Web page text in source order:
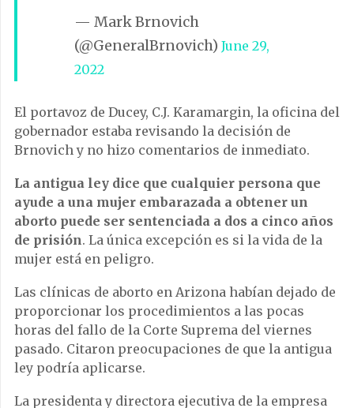
— Mark Brnovich
(@GeneralBrnovich) June 29,
2022
El portavoz de Ducey, C.J. Karamargin, la oficina del
gobernador estaba revisando la decisión de
Brnovich y no hizo comentarios de inmediato.
La antigua ley dice que cualquier persona que
ayude a una mujer embarazada a obtener un
aborto puede ser sentenciada a dos a cinco años
de prisión. La única excepción es si la vida de la
mujer está en peligro.
Las clínicas de aborto en Arizona habían dejado de
proporcionar los procedimientos a las pocas
horas del fallo de la Corte Suprema del viernes
pasado. Citaron preocupaciones de que la antigua
ley podría aplicarse.
La presidenta y directora ejecutiva de la empresa